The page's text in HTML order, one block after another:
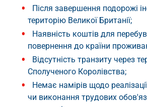
Після завершення подорожі
територію Великої Британії;
Наявність коштів для
повернення до країни
Відсутність транзиту через
Сполученого Королівства;
Немає намірів щодо
чи виконання трудових